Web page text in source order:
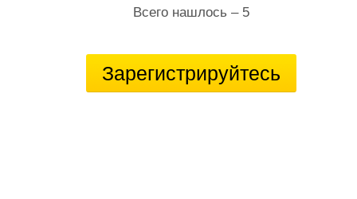
Всего нашлось – 5
Зарегистрируйтесь